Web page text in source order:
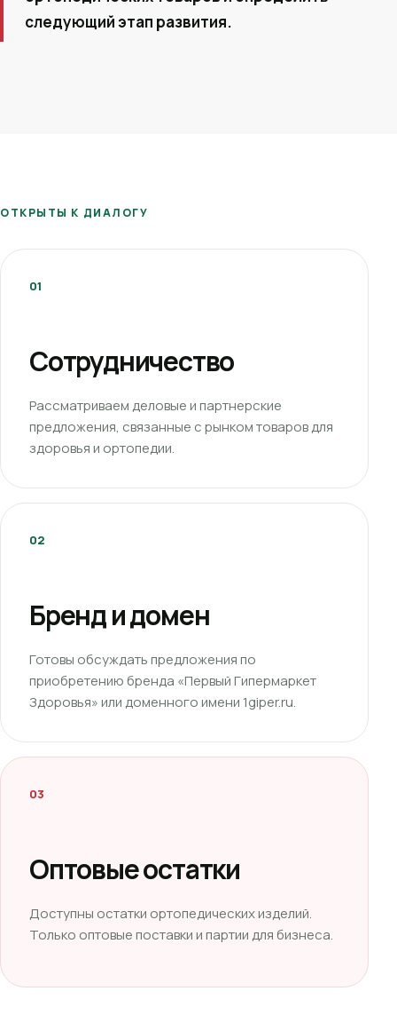
следующий этап развития.
ОТКРЫТЫ К ДИАЛОГУ
01
Сотрудничество
Рассматриваем деловые и партнерские
предложения, связанные с рынком товаров для
здоровья и ортопедии.
02
Бренд и домен
Готовы обсуждать предложения по
приобретению бренда «Первый Гипермаркет
Здоровья» или доменного имени 1giper.ru.
03
Оптовые остатки
Доступны остатки ортопедических изделий.
Только оптовые поставки и партии для бизнеса.